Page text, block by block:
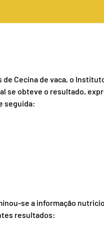
Cecina de vaca, o
se obteve o resultado,
seguida:
se a informação
resultados: